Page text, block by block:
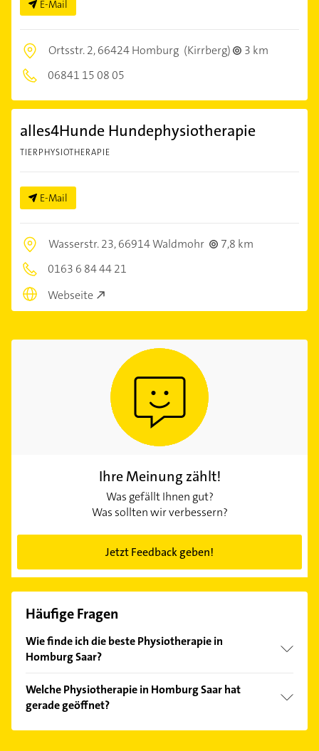
E-Mail
Ortsstr. 2,66424 Homburg (Kirrberg)
3 km
06841 15 08 05
alles4Hunde Hundephysiotherapie
TIERPHYSIOTHERAPIE
E-Mail
Wasserstr. 23,66914 Waldmohr
7,8 km
0163 6 84 44 21
Webseite
Ihre Meinung zählt!
Was gefällt Ihnen gut?
Was sollten wir verbessern?
Jetzt Feedback geben!
Häufige Fragen
Wie finde ich die beste Physiotherapie in
Homburg Saar?
Kundenmeinungen und profitieren Sie von den
Empfehlungen. Die Suchergebnisse können Sie sich
einfach nachBewertungensortiert anzeigen lassen.
Welche Physiotherapie in Homburg Saar hat
gerade geöffnet?
Im Anbieter-Bereich finden Sie alleÖffnungszeiten.